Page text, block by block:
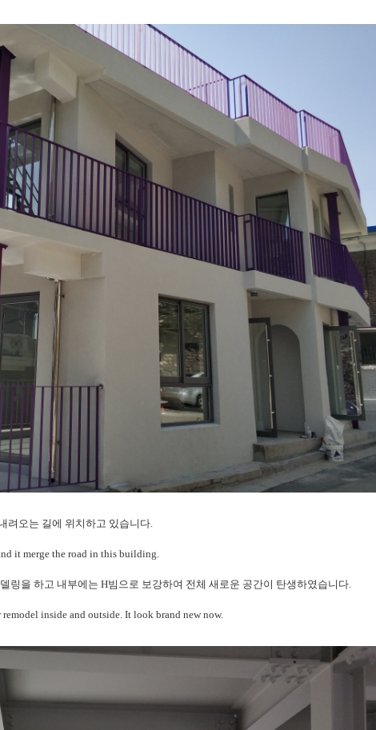
려오는 길에 위치하고 있습니다.
it merge the road in this building.
링을 하고 내부에는 H빔으로 보강하여 전체 새로운 공간이 탄생하였습니다.
inside and outside. It look brand new now.